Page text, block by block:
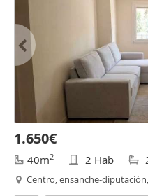
1.650€
40m2 2 Hab
Centro, ensanche-